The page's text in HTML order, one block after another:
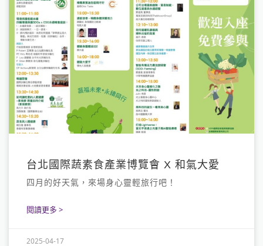
台北國際蔬素食產業博覽會 X 和氣大愛
四月的好天氣，來場身心靈輕旅行吧！
閱讀更多 >
2025-04-17